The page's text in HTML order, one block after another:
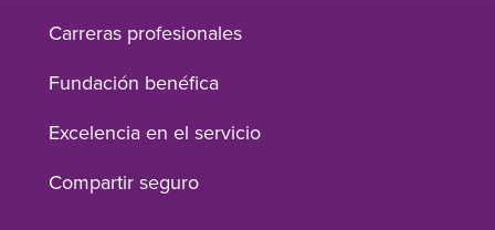
Carreras profesionales
Fundación benéfica
Excelencia en el servicio
Compartir seguro